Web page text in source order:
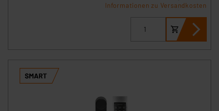
Informationen zu Versandkosten